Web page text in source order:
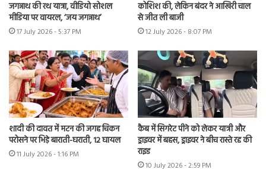
जगन्नाथ की रथ यात्रा, वीडियो सोशल
मीडिया पर वायरल, ‘जय जगन्नाथ’
17 July 2026 - 5:37 PM
कोशिश की, लेकिन बंदर ने आखिरी चाल
से जीत ली बाजी
12 July 2026 - 8:07 PM
शादी की दावत में मटन की जगह चिकन
परोसने पर भिड़े बाराती-घराती, 12 घायल
11 July 2026 - 1:16 PM
कैब में सिगरेट पीने को लेकर यात्री और
ड्राइवर में बहस, ड्राइवर ने बीच रास्ते रद्द की
राइड
10 July 2026 - 2:59 PM